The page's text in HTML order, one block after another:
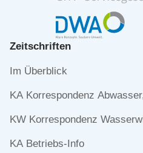
Zeitschriften
Navigation
Im Überblick
KA Korrespondenz
KW Korrespondenz
KA Betriebs-Info